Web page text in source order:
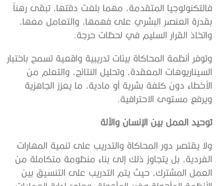
فالتكنولوجيا المتقدمة، مهما بلغت دقتها، تبقى رهناً
بقدرة العنصر البشري على فهمها، والتعامل معها،
واتخاذ القرار السليم في لحظات حرجة.
وتوفر أنظمة المحاكاة بيئات تدريبية واقعية تسمح باختبار
السيناريوهات المعقدة، وتحليل النتائج، والتعلم من
الأخطاء دون كلفة بشرية أو مادية، ما يعزز الجاهزية
ويرفع مستوى الاحترافية.
توحيد العمل بين الإنسان والآلة
ولا يقتصر دور المحاكاة والتدريب على تنمية المهارات
الفردية، بل يتجاوز ذلك إلى بناء منظومة متكاملة من
العمل المشترك، حيث يتم التدريب على التنسيق بين